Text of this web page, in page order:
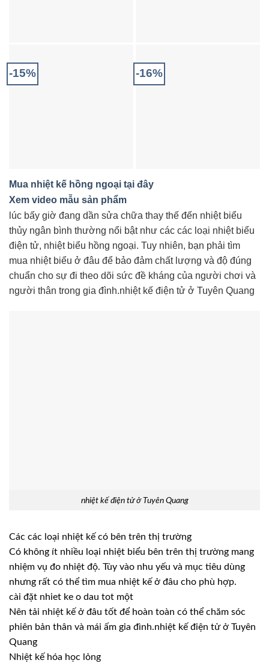
-15% -16%
Mua nhiệt kế hồng ngoại tại đây
Xem video mẫu sản phẩm
lúc bấy giờ đang dần sửa chữa thay thế đến nhiệt biểu
thủy ngân bình thường nổi bật như các các loại nhiệt biểu
điện tử, nhiệt biểu hồng ngoại. Tuy nhiên, bạn phải tìm
mua nhiệt biểu ở đâu để bảo đảm chất lượng và độ đúng
chuẩn cho sự đi theo dõi sức đề kháng của người chơi và
người thân trong gia đình.nhiệt kế điện tử ở Tuyên Quang
nhiệt kế điện tử ở Tuyên Quang
Các các loại nhiệt kế có bên trên thị trường
Có không ít nhiều loại nhiệt biểu bên trên thị trường mang
nhiệm vụ đo nhiệt độ. Tùy vào nhu yếu và mục tiêu dùng
nhưng rất có thể tìm mua nhiệt kế ở đâu cho phù hợp.
cài đặt nhiet ke o dau tot một
Nên tải nhiệt kế ở đâu tốt để hoàn toàn có thể chăm sóc
phiên bản thân và mái ấm gia đình.nhiệt kế điện tử ở Tuyên
Quang
Nhiệt kế hóa học lỏng